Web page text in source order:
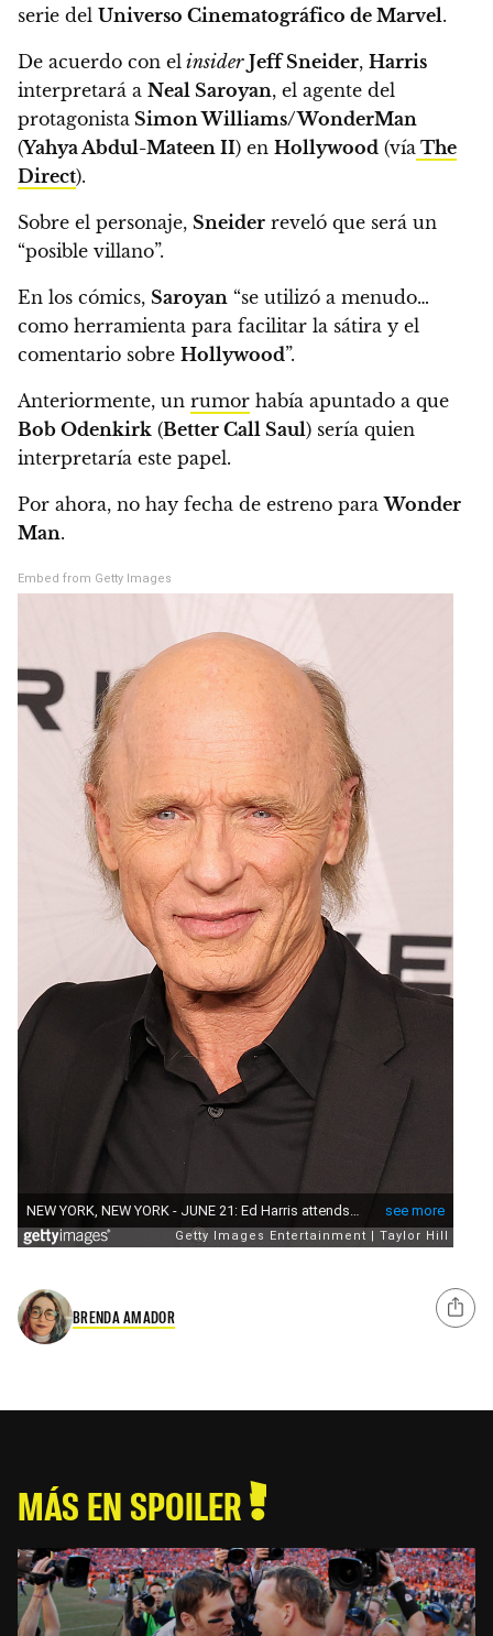
serie del Universo Cinematográfico de Marvel.
De acuerdo con el insider Jeff Sneider, Harris
interpretará a Neal Saroyan, el agente del
protagonista Simon Williams/WonderMan
(Yahya Abdul-Mateen II) en Hollywood (vía The
Direct).
Sobre el personaje, Sneider reveló que será un
“posible villano”.
En los cómics, Saroyan “se utilizó a menudo…
como herramienta para facilitar la sátira y el
comentario sobre Hollywood”.
Anteriormente, un rumor había apuntado a que
Bob Odenkirk (Better Call Saul) sería quien
interpretaría este papel.
Por ahora, no hay fecha de estreno paraWonder
Man.
Embed from Getty Images
BRENDA AMADOR
MÁS EN SPOILER